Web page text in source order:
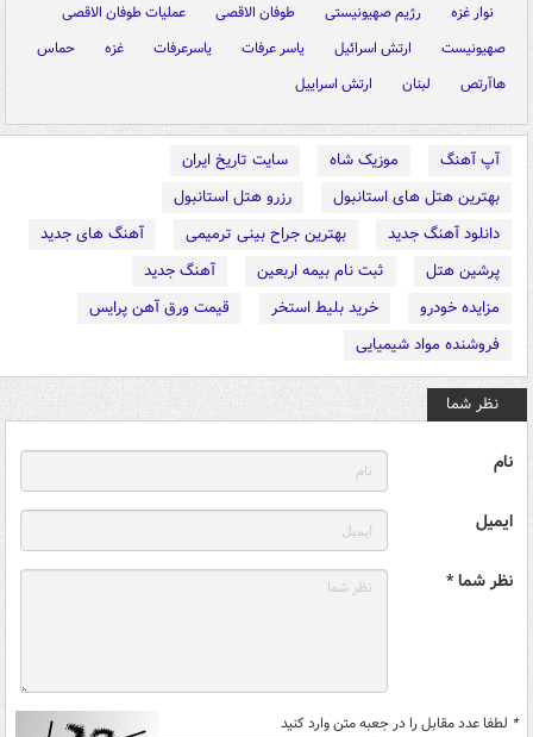
نوار غزه رژیم صهیونیستی طوفان الاقصی
عملیات طوفان الاقصی
صهیونیست
ارتش اسرائیل یاسر عرفات یاسرعرفات غزه
حماس
هاآرتص
لبنان ارتش اسراییل
آپ آهنگ موزیک شاه
سایت تاریخ ایران
بهترین هتل های استانبول
رزرو هتل استانبول
دانلود آهنگ جدید
بهترین جراح بینی ترمیمی
آهنگ های جدید
پرشین هتل
ثبت نام بیمه اربعین
آهنگ جدید
مزایده خودرو
خرید بلیط استخر
قیمت ورق آهن پرایس
فروشنده مواد شیمیایی
نظر شما
نام
ایمیل
نظر شما *
* لطفا عدد مقابل را در جعبه متن وارد کنید